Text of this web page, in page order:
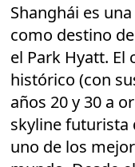
Shanghái es
como destino
el Park Hyatt. El
histórico (con
años 20 y 30 a
skyline futurista
uno de los